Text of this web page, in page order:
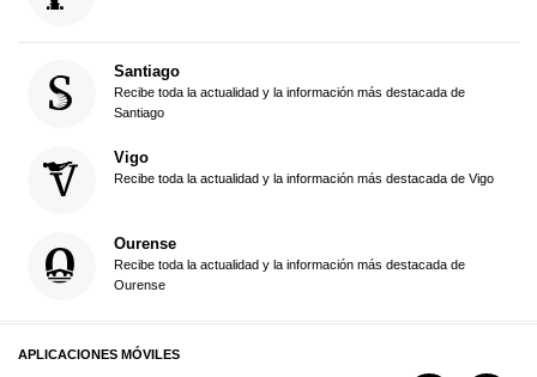
Santiago
Recibe toda la actualidad y la información más destacada de
Santiago
Vigo
Recibe toda la actualidad y la información más destacada de Vigo
Ourense
Recibe toda la actualidad y la información más destacada de
Ourense
APLICACIONES MÓVILES